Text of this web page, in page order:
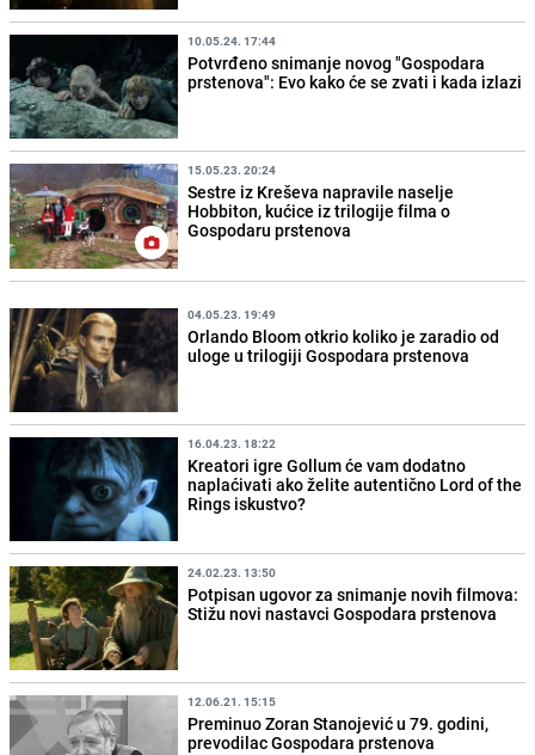
10.05.24. 17:44
Potvrđeno snimanje novog "Gospodara
prstenova": Evo kako će se zvati i kada izlazi
15.05.23. 20:24
Sestre iz Kreševa napravile naselje
Hobbiton, kućice iz trilogije filma o
Gospodaru prstenova
04.05.23. 19:49
Orlando Bloom otkrio koliko je zaradio od
uloge u trilogiji Gospodara prstenova
16.04.23. 18:22
Kreatori igre Gollum će vam dodatno
naplaćivati ako želite autentično Lord of the
Rings iskustvo?
24.02.23. 13:50
Potpisan ugovor za snimanje novih filmova:
Stižu novi nastavci Gospodara prstenova
12.06.21. 15:15
Preminuo Zoran Stanojević u 79. godini,
prevodilac Gospodara prstenova